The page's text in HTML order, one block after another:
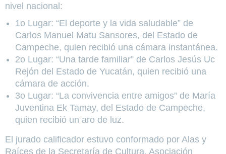
nivel nacional:
1o Lugar: “El deporte y la vida saludable” de
Carlos Manuel Matu Sansores, del Estado de
Campeche, quien recibió una cámara instantánea.
2o Lugar: “Una tarde familiar” de Carlos Jesús Uc
Rejón del Estado de Yucatán, quien recibió una
cámara de acción.
3o Lugar: “La convivencia entre amigos” de María
Juventina Ek Tamay, del Estado de Campeche,
quien recibió un aro de luz.
El jurado calificador estuvo conformado por Alas y
Raíces de la Secretaría de Cultura, Asociación